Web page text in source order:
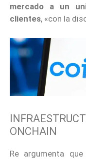
mercado a un
clientes, «con la
ONCHAIN
Re argumenta